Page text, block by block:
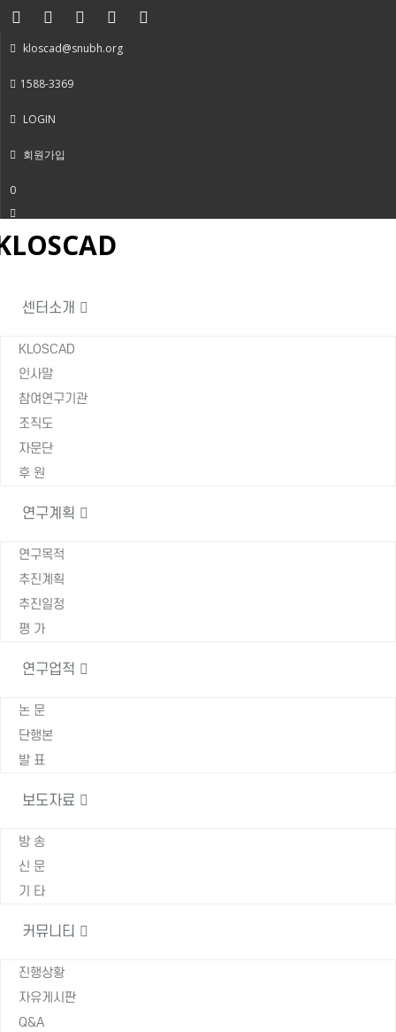
kloscad@snubh.org
1588-3369
LOGIN
회원가입
0
센터소개
KLOSCAD
인사말
참여연구기관
조직도
자문단
후 원
연구계획
연구목적
추진계획
추진일정
평 가
연구업적
논 문
단행본
발 표
보도자료
방 송
신 문
기 타
커뮤니티
진행상황
자유게시판
Q&A